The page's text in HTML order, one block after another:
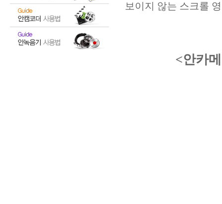
보이지 않는 스크롤
<안카